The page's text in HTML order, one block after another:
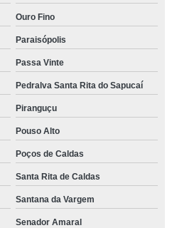
Ouro Fino
Paraisópolis
Passa Vinte
Pedralva Santa Rita do Sapucaí
Piranguçu
Pouso Alto
Poços de Caldas
Santa Rita de Caldas
Santana da Vargem
Senador Amaral